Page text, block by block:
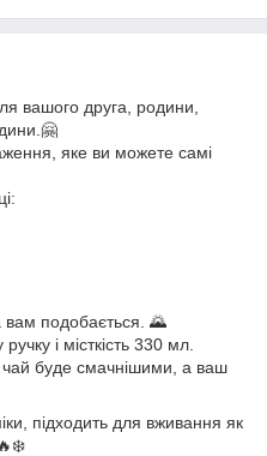
вашого друга, родини,
яке ви можете самі
вам подобається. 🌄
і місткість 330 мл.
буде смачнішими, а ваш
підходить для вживання як